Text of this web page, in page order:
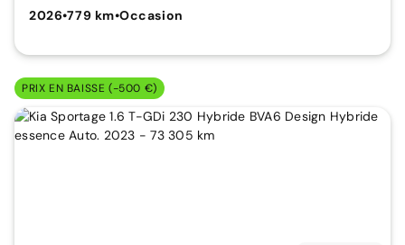
2026•779 km•Occasion
PRIX EN BAISSE (-500 €)